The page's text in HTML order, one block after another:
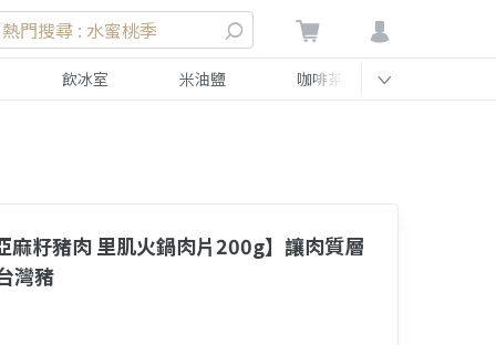
熱門搜尋 : 水蜜桃季
飲冰室 米油鹽 咖啡茶
麻籽豬肉 里肌火鍋肉片200g】讓肉質層
灣豬